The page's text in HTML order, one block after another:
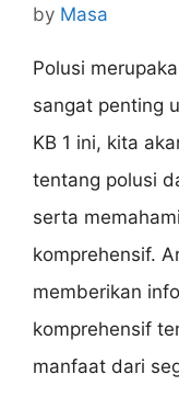
by Masa
Polusi
sangat penting
KB 1 ini, kita
tentang polusi
serta
komprehensif.
memberikan
komprehensif
manfaat dari